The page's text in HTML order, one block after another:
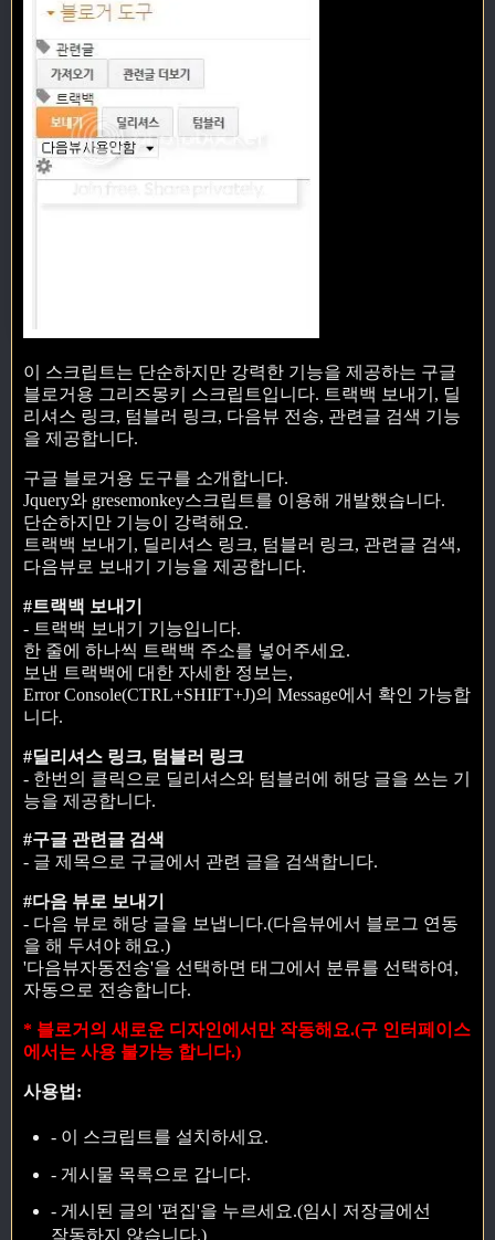
이 스크립트는 단순하지만 강력한 기능을 제공하는 구글
블로거용 그리즈몽키 스크립트입니다. 트랙백 보내기, 딜
리셔스 링크, 텀블러 링크, 다음뷰 전송, 관련글 검색 기능
을 제공합니다.
구글 블로거용 도구를 소개합니다.
Jquery와 gresemonkey스크립트를 이용해 개발했습니다.
단순하지만 기능이 강력해요.
트랙백 보내기, 딜리셔스 링크, 텀블러 링크, 관련글 검색,
다음뷰로 보내기 기능을 제공합니다.
#트랙백 보내기
- 트랙백 보내기 기능입니다.
한 줄에 하나씩 트랙백 주소를 넣어주세요.
보낸 트랙백에 대한 자세한 정보는,
Error Console(CTRL+SHIFT+J)의 Message에서 확인 가능합
니다.
#딜리셔스 링크, 텀블러 링크
- 한번의 클릭으로 딜리셔스와 텀블러에 해당 글을 쓰는 기
능을 제공합니다.
#구글 관련글 검색
- 글 제목으로 구글에서 관련 글을 검색합니다.
#다음 뷰로 보내기
- 다음 뷰로 해당 글을 보냅니다.(다음뷰에서 블로그 연동
을 해 두셔야 해요.)
'다음뷰자동전송'을 선택하면 태그에서 분류를 선택하여,
자동으로 전송합니다.
* 블로거의 새로운 디자인에서만 작동해요.(구 인터페이스
에서는 사용 불가능 합니다.)
사용법:
- 이 스크립트를 설치하세요.
- 게시물 목록으로 갑니다.
- 게시된 글의 '편집'을 누르세요.(임시 저장글에선
작동하지 않습니다.)